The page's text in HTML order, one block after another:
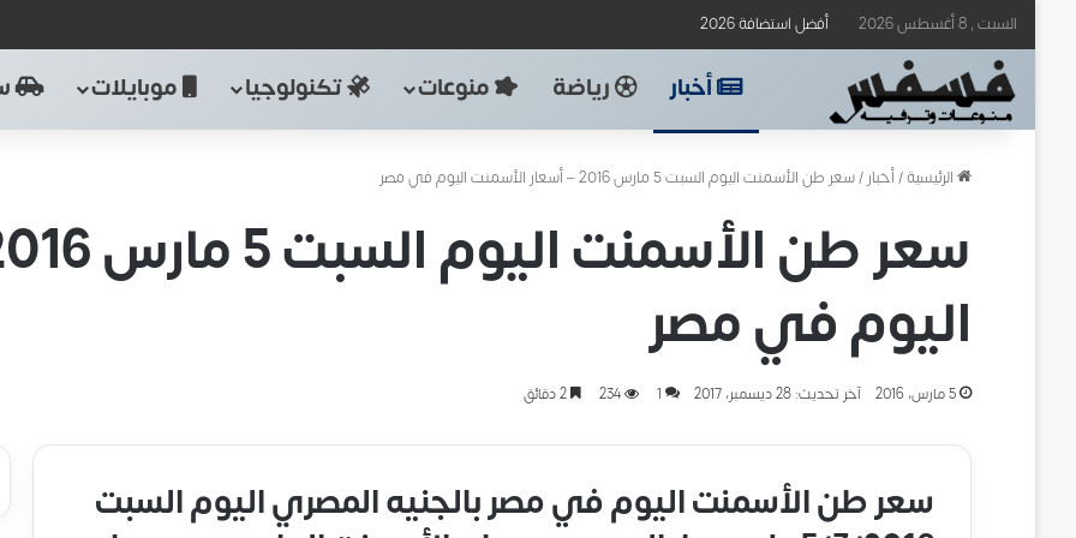
السبت , 8 أغسطس 2026 أفضل استضافة 2026
أخبار رياضة منوعات تكنولوجيا موبايلات
الرئيسية/أخبار/سعر طن الأسمنت اليوم السبت 5 مارس 2016 – أسعار الأسمنت اليوم في مصر
اليوم في مصر
5 مارس، 2016 آخر تحديث: 28 ديسمبر، 2017 1
234 2 دقائق
سعر طن الأسمنت اليوم في مصر بالجنيه المصري اليوم السبت